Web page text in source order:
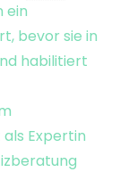
ein
bevor sie in
habilitiert
Expertin